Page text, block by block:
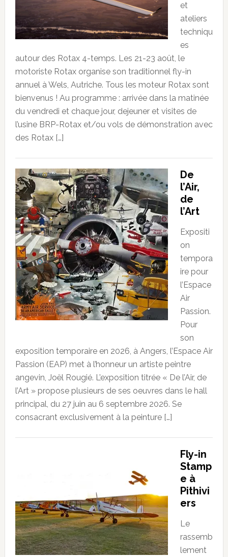
et
ateliers
techniqu
es
autour des Rotax 4-temps. Les 21-23 août, le
motoriste Rotax organise son traditionnel fly-in
annuel à Wels, Autriche. Tous les moteur Rotax sont
bienvenus ! Au programme : arrivée dans la matinée
du vendredi et chaque jour, dejeuner et visites de
l’usine BRP-Rotax et/ou vols de démonstration avec
des Rotax […]
De
l’Air,
de
l’Art
Expositi
on
tempora
ire pour
l’Espace
Air
Passion.
Pour
son
exposition temporaire en 2026, à Angers, l’Espace Air
Passion (EAP) met à l’honneur un artiste peintre
angevin, Joël Rougié. L’exposition titrée « De l’Air, de
l’Art » propose plusieurs de ses oeuvres dans le hall
principal, du 27 juin au 6 septembre 2026. Se
consacrant exclusivement à la peinture […]
Fly-in
Stamp
e à
Pithivi
ers
Le
rassemb
lement